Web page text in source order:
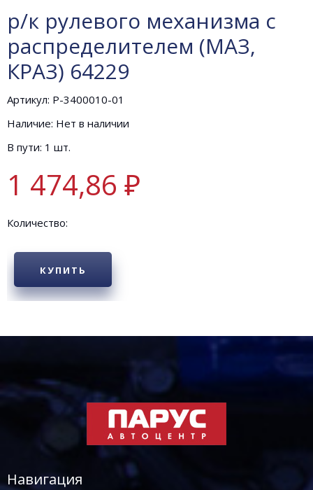
р/к рулевого механизма с
распределителем (МАЗ,
КРАЗ) 64229
Артикул: Р-3400010-01
Наличие: Нет в наличии
В пути: 1 шт.
1 474,86 ₽
Количество:
КУПИТЬ
Навигация